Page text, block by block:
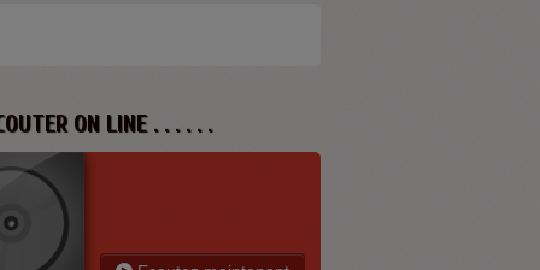
ON LINE . . . . . .